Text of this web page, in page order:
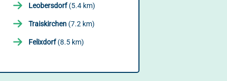
Leobersdorf(5.4 km)
Traiskirchen(7.2 km)
Felixdorf(8.5 km)